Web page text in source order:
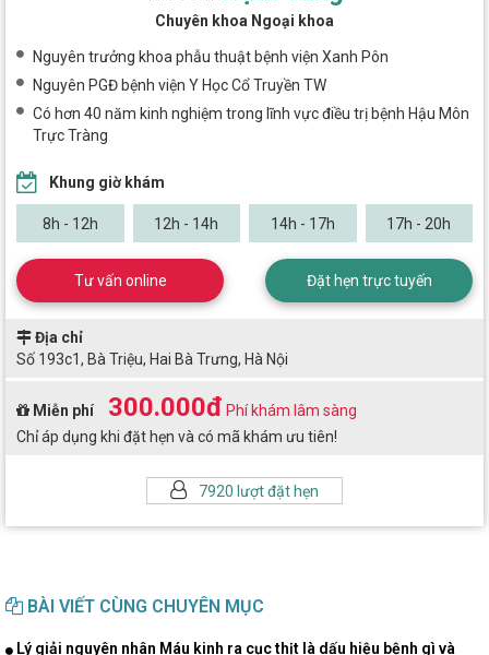
Chuyên khoa Ngoại khoa
Nguyên trưởng khoa phẫu thuật bệnh viện Xanh Pôn
Nguyên PGĐ bệnh viện Y Học Cổ Truyền TW
Có hơn 40 năm kinh nghiệm trong lĩnh vực điều trị bệnh Hậu Môn
Trực Tràng
7920 lượt đặt hẹn
Khung giờ khám
8h - 12h 12h - 14h 14h - 17h 17h - 20h
Tư vấn online Đặt hẹn trực tuyến
Địa chỉ
Số 193c1, Bà Triệu, Hai Bà Trưng, Hà Nội
Miễn phí 300.000đ Phí khám lâm sàng
Chỉ áp dụng khi đặt hẹn và có mã khám ưu tiên!
BÀI VIẾT CÙNG CHUYÊN MỤC
Lý giải nguyên nhân Máu kinh ra cục thịt là dấu hiệu bệnh gì và